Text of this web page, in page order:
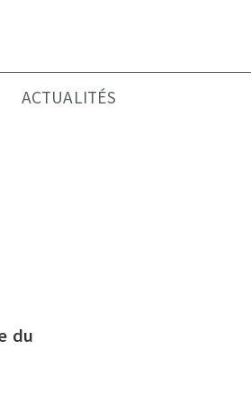
ACTUALITÉS
du